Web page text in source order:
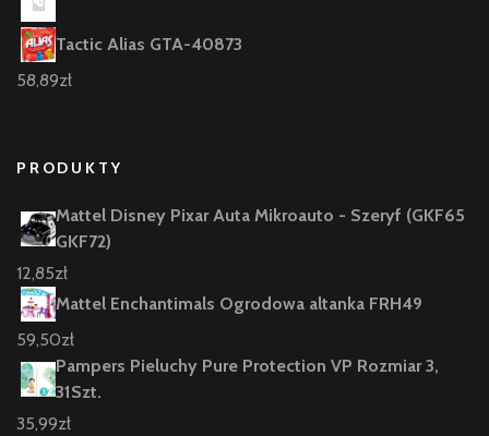
Tactic Alias GTA-40873
58,89zł
PRODUKTY
Mattel Disney Pixar Auta Mikroauto - Szeryf (GKF65
GKF72)
12,85zł
Mattel Enchantimals Ogrodowa altanka FRH49
59,50zł
Pampers Pieluchy Pure Protection VP Rozmiar 3,
31Szt.
35,99zł